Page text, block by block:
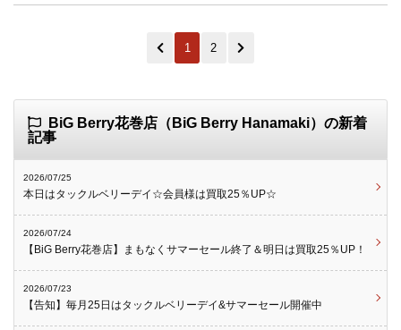
1 2
BiG Berry花巻店（BiG Berry Hanamaki）の新着
記事
2026/07/25
本日はタックルベリーデイ☆会員様は買取25％UP☆
2026/07/24
【BiG Berry花巻店】まもなくサマーセール終了＆明日は買取25％UP！
2026/07/23
【告知】毎月25日はタックルベリーデイ&サマーセール開催中